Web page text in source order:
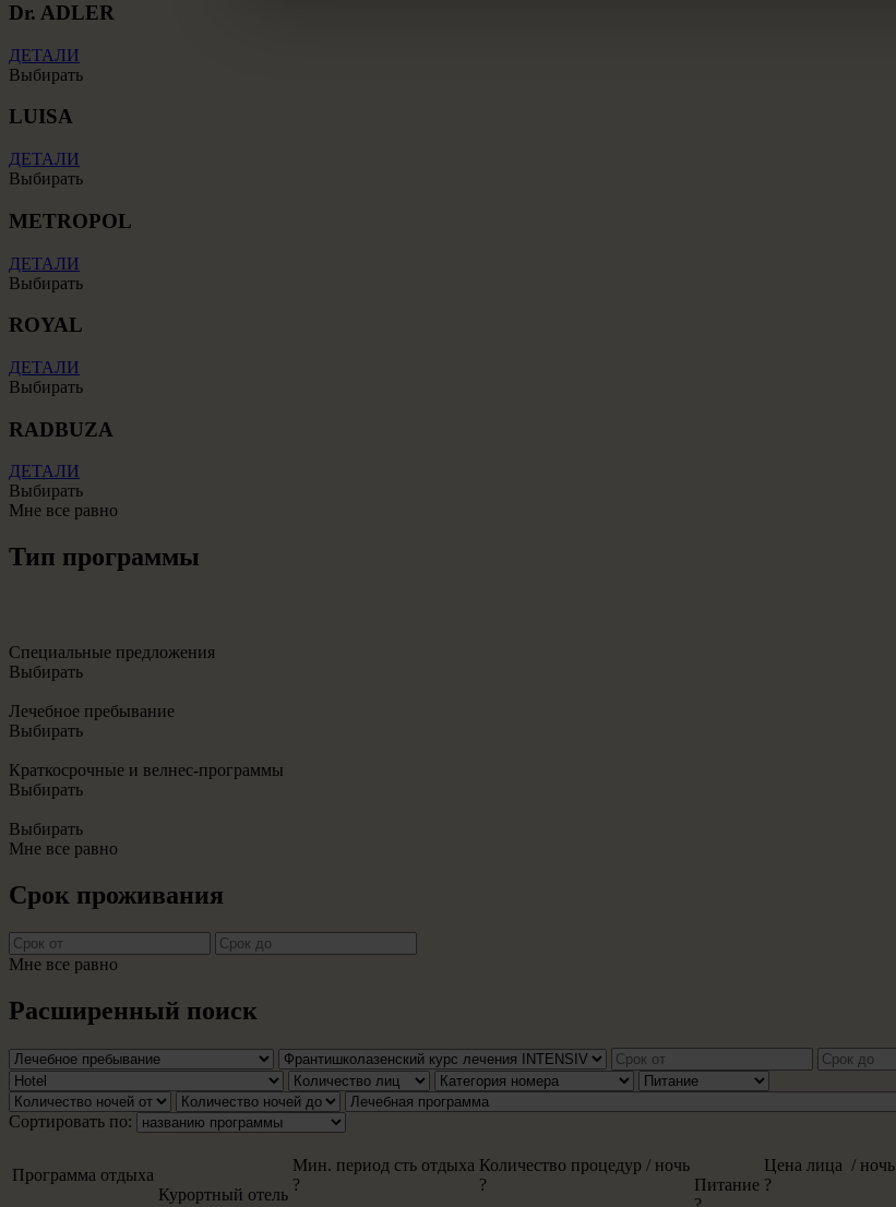
Dr. ADLER
ДЕТАЛИ
Выбирать
LUISA
ДЕТАЛИ
Выбирать
METROPOL
ДЕТАЛИ
Выбирать
ROYAL
ДЕТАЛИ
Выбирать
RADBUZA
ДЕТАЛИ
Выбирать
Мне все равно
Тип программы
Специальные предложения
Выбирать
Лечебное пребывание
Выбирать
Краткосрочные и велнес-программы
Выбирать
Выбирать
Мне все равно
Срок проживания
Мне все равно
Расширенный поиск
Сортировать по:
Программа отдыха
Курортный отель
Мин. период сть отдыха
?
Количество процедур / ночь
?
Питание
Цена лица / ночь
?